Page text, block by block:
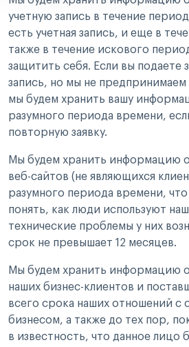
учетную запись в течение
есть учетная запись, и еще в
также в течение искового
защитить себя. Если вы подаете
запись, но мы не предпринимаем
мы будем хранить вашу
разумного периода времени,
повторную заявку.
Мы будем хранить информацию
веб-сайтов (не являющихся
разумного периода времени, что
понять, как люди используют
технические проблемы у них
срок не превышает 12 месяцев.
Мы будем хранить информацию
наших бизнес-клиентов и
всего срока наших отношений с
бизнесом, а также до тех пор,
в известность, что данное лицо